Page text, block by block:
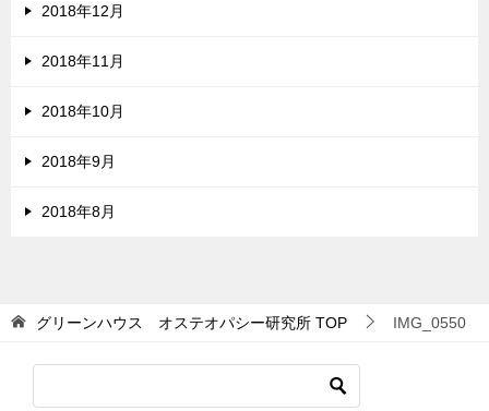
2018年12月
2018年11月
2018年10月
2018年9月
2018年8月
グリーンハウス オステオパシー研究所 TOP IMG_0550